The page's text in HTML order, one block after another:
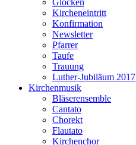
Kircheneintritt
Konfirmation
Newsletter
Pfarrer
Taufe
Trauung
Luther-Jubiläum 2017
Kirchenmusik
Bläserensemble
Cantato
Chorekt
Flautato
Kirchenchor